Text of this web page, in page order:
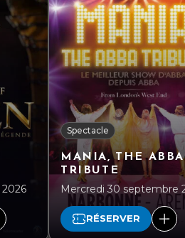
Spectacle
MANIA, THE ABBA
TRIBUTE
Mercredi 30 septembre
RÉSERVER